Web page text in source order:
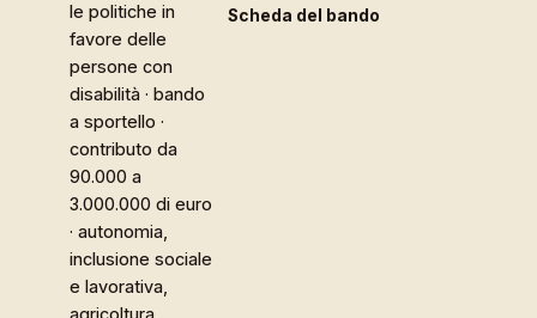
le politiche in
favore delle
persone con
disabilità · bando
a sportello ·
contributo da
90.000 a
3.000.000 di euro
· autonomia,
inclusione sociale
e lavorativa,
agricoltura
Scheda del bando